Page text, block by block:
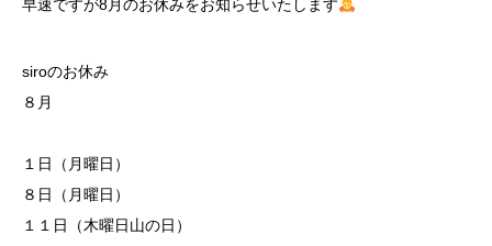
早速ですが8月のお休みをお知らせいたします
siroのお休み
８月
１日（月曜日）
８日（月曜日）
１１日（木曜日山の日）